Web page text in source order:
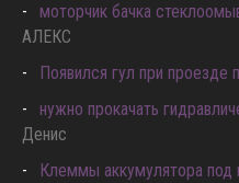
моторчик бачка
АЛЕКС
Появился гул при проезде
нужно прокачать
Денис
Клеммы аккумулятора под